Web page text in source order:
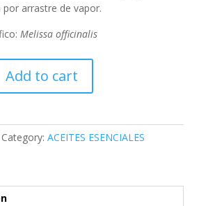
arrastre de vapor.
Melissa officinalis
Add to cart
Category: ACEITES ESENCIALES